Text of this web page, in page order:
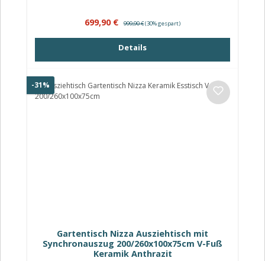
Verkaufspreis:
699,90 € 999,90 €(30% gespart)
Details
-31% Rabatt
Gartentisch Nizza Ausziehtisch mit
Synchronauszug 200/260x100x75cm V-Fuß
Keramik Anthrazit